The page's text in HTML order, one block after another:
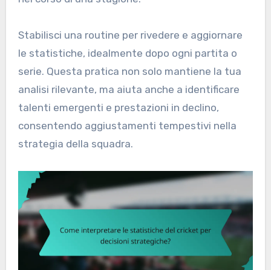
Stabilisci una routine per rivedere e aggiornare
le statistiche, idealmente dopo ogni partita o
serie. Questa pratica non solo mantiene la tua
analisi rilevante, ma aiuta anche a identificare
talenti emergenti e prestazioni in declino,
consentendo aggiustamenti tempestivi nella
strategia della squadra.